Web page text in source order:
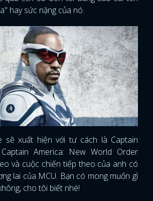
​​hay sức nặng của nó.
sẽ xuất hiện với tư cách là Captain
America: New World Order
và cuộc chiến tiếp theo của anh có
lai của MCU. Bạn có mong muốn gì
cho tôi biết nhé!